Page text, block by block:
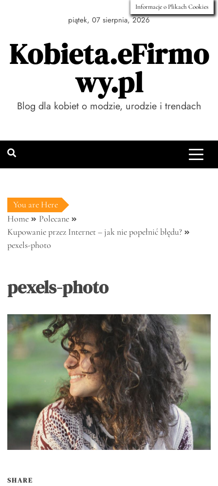
piątek, 07 sierpnia, 2026
Kobieta.eFirmo
wy.pl
Blog dla kobiet o modzie, urodzie i trendach
You are Here
Home
Polecane
Kupowanie przez Internet – jak nie popełnić błędu?
pexels-photo
pexels-photo
SHARE
Informacje o Plikach Cookies